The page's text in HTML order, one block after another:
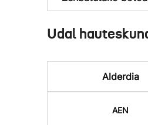
Udal
Alderdia
AEN